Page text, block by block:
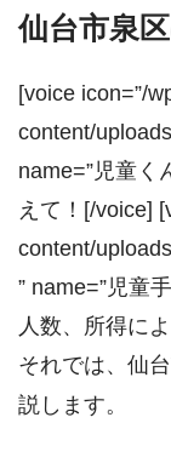
仙台市泉
[voice icon=”/
content/
name=”児童く
えて！[/voice]
content/
” name=”児童
人数、所得に
それでは、仙
説します。